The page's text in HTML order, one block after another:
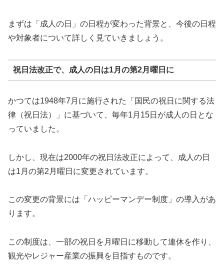
まずは「成人の日」の日程が変わった背景と、今後の日程
や対象者について詳しく見ていきましょう。
祝日法改正で、成人の日は1月の第2月曜日に
かつては1948年7月に施行された「国民の祝日に関する法
律（祝日法）」に基づいて、毎年1月15日が成人の日とな
っていました。
しかし、現在は2000年の祝日法改正によって、成人の日
は1月の第2月曜日に変更されています。
この変更の背景には「ハッピーマンデー制度」の導入があ
ります。
この制度は、一部の祝日を月曜日に移動して連休を作り、
観光やレジャー産業の振興を目指すものです。